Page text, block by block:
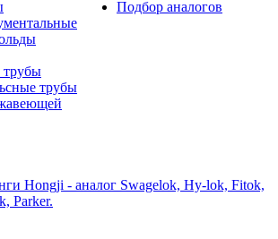
трубы
Подбор аналогов